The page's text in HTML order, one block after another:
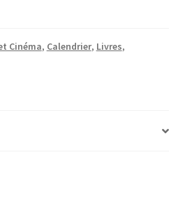
Cinéma, Calendrier, Livres,